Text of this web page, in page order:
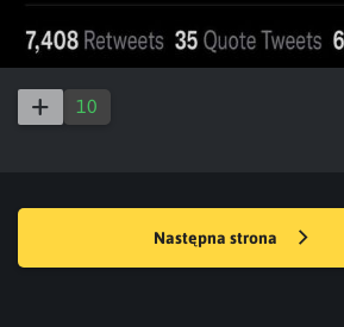
10
Następna strona